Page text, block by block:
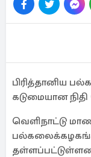
பிரித்தானிய
கடுமையான நிதி
வெளிநாட்டு